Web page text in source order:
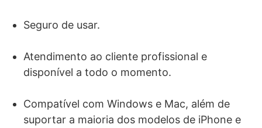
Seguro de usar.
Atendimento ao cliente profissional e
disponível a todo o momento.
Compatível com Windows e Mac, além de
suportar a maioria dos modelos de iPhone e